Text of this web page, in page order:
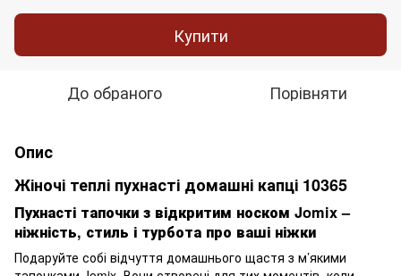
Купити
До обраного Порівняти
Опис
Жіночі теплі пухнасті домашні капці 10365
Пухнасті тапочки з відкритим носком Jomix –
ніжність, стиль і турбота про ваші ніжки
Подаруйте собі відчуття домашнього щастя з м’якими